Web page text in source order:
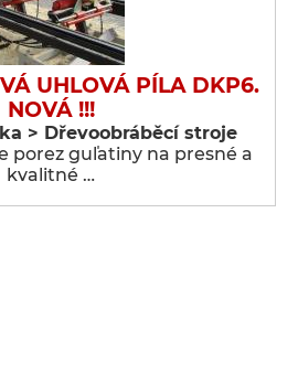
UHLOVÁ PÍLA DKP6.
NOVÁ !!!
> Dřevoobráběcí stroje
porez guľatiny na presné a
kvalitné …